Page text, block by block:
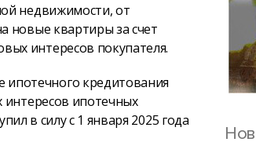
недвижимости, от
новые квартиры за счет
интересов покупателя.
кредитования
интересов ипотечных
в силу с 1 января 2025 года